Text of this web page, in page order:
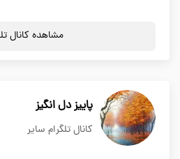
مشاهده کانال
پاييز دل انگيز
کانال تلگرام سایر